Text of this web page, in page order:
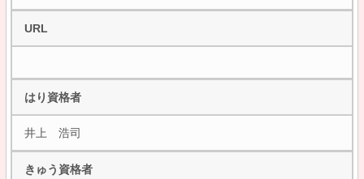
URL
はり資格者
井上 浩司
きゅう資格者